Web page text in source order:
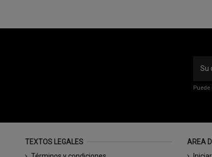
Puede
TEXTOS LEGALES
AREA